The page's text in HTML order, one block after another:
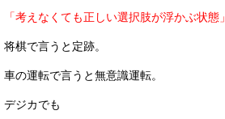
「考えなくても正しい選択肢が浮かぶ状態」
将棋で言うと定跡。
車の運転で言うと無意識運転。
デジカでも